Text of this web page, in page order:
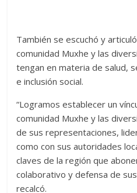
También se escuchó y
comunidad Muxhe y las
tengan en materia de salud,
e inclusión social.
“Logramos establecer un
comunidad Muxhe y las
de sus representaciones,
como con sus autoridades
claves de la región que
colaborativo y defensa de
recalcó.